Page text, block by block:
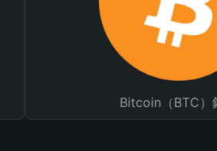
Bitcoin（BTC）